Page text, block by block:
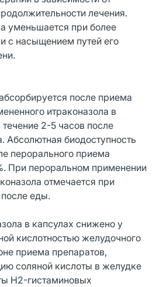
лечения.
уменьшается при более
с насыщением путей его
после приема
итраконазола в
течение 2-5 часов после
Абсолютная биодоступность
перорального приема
При пероральном применении
отмечается при
еды.
в капсулах снижено у
кислотностью желудочного
приема препаратов,
соляной кислоты в желудке
H2-гистаминовых